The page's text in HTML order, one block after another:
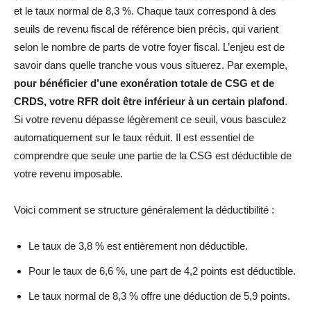
et le taux normal de 8,3 %. Chaque taux correspond à des
seuils de revenu fiscal de référence bien précis, qui varient
selon le nombre de parts de votre foyer fiscal. L’enjeu est de
savoir dans quelle tranche vous vous situerez. Par exemple,
pour bénéficier d’une exonération totale de CSG et de
CRDS, votre RFR doit être inférieur à un certain plafond.
Si votre revenu dépasse légèrement ce seuil, vous basculez
automatiquement sur le taux réduit. Il est essentiel de
comprendre que seule une partie de la CSG est déductible de
votre revenu imposable.
Voici comment se structure généralement la déductibilité :
Le taux de 3,8 % est entièrement non déductible.
Pour le taux de 6,6 %, une part de 4,2 points est déductible.
Le taux normal de 8,3 % offre une déduction de 5,9 points.